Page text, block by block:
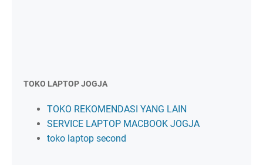
TOKO LAPTOP JOGJA
TOKO REKOMENDASI YANG LAIN
SERVICE LAPTOP MACBOOK JOGJA
toko laptop second